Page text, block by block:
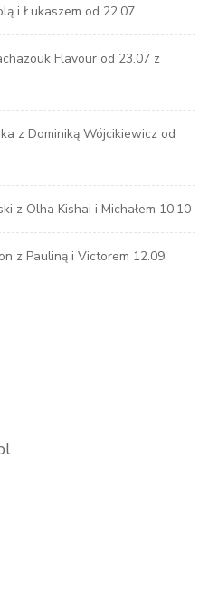
i Łukaszem od 22.07
Flavour od 23.07 z
z Dominiką Wójcikiewicz od
z Olha Kishai i Michałem 10.10
z Pauliną i Victorem 12.09